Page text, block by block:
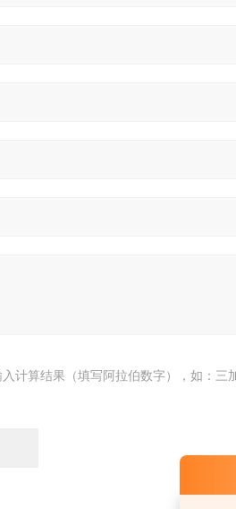
入计算结果（填写阿拉伯数字），如：三